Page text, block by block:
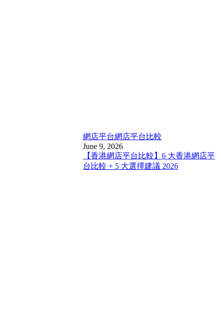
網店平台網店平台比較
June 9, 2026
【香港網店平台比較】6 大香港網店平
台比較 + 5 大選擇建議 2026